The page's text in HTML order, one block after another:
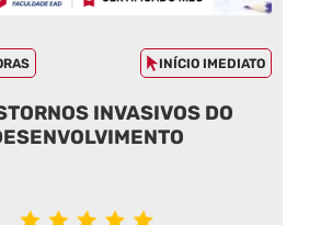
INÍCIO IMEDIATO
INVASIVOS DO